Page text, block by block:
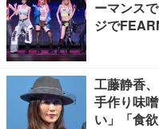
ーマンス
ジで
工藤静香
手作り味
い」「食欲